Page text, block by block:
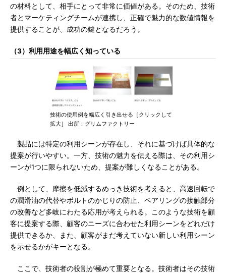
の材料として、相手にとって非常に価値がある。そのため、技術
者とマーケティングチームが連携し、正確で魅力的な数値情報を
提供することが、成功の鍵となるだろう。
（3）利用用途を幅広く知っている
技術の使用例を幅広く引き出せる［クリックして
拡大］ 出所：グリムファクトリー
製品には特定の利用シーンが存在し、それに基づけば具体的な
提案が行いやすい。一方、技術の魅力を伝える際は、その利用シ
ーンが1つに限られないため、提案が難しくなることがある。
例として、摩擦を低減するめっき技術を考えると、高速回転で
の潤滑油の代替やボルトのかじりの防止、ベアリングの接触部分
の改善など多岐にわたる応用が考えられる。このような技術を顧
客に提案する際、顧客のニーズに合わせた利用シーンをどれだけ
提供できるか、また、顧客がまだ考えていない新しい利用シーン
を示せるかがキーとなる。
ここで、技術者の役割が極めて重要となる。技術者はその技術